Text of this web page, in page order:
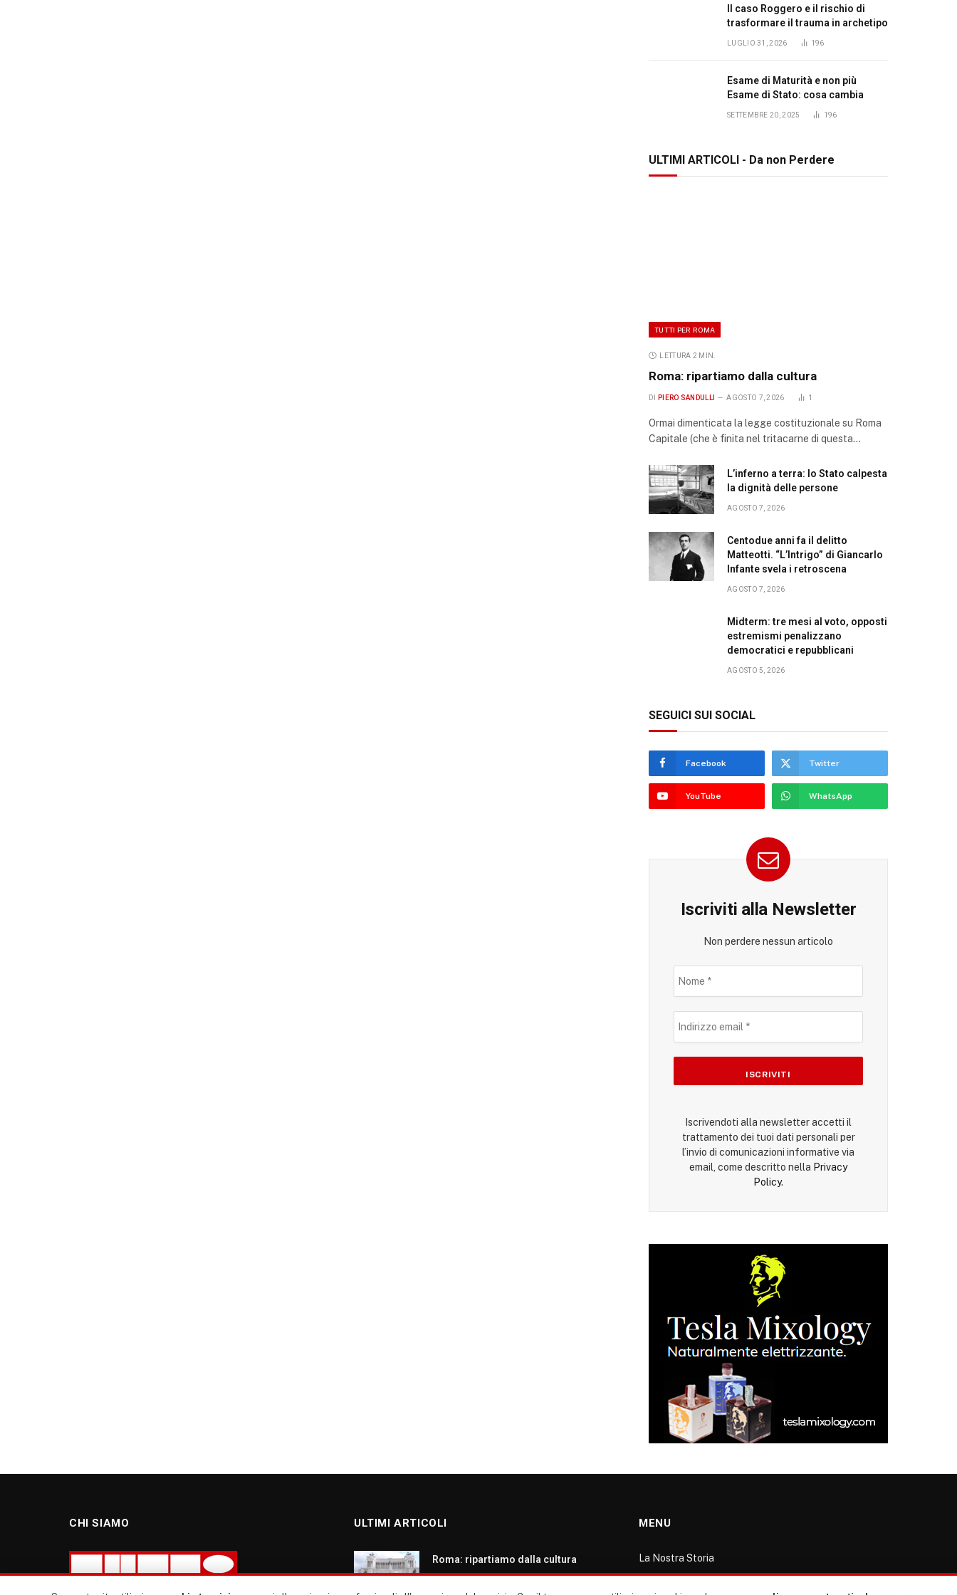
Il caso Roggero e il rischio di
trasformare il trauma in archetipo
LUGLIO 31, 2026 196
Esame di Maturità e non più
Esame di Stato: cosa cambia
SETTEMBRE 20, 2025 196
ULTIMI ARTICOLI - Da non Perdere
TUTTI PER ROMA
LETTURA 2 MIN.
Roma: ripartiamo dalla cultura
DI PIERO SANDULLI AGOSTO 7, 2026 1
Ormai dimenticata la legge costituzionale su Roma
Capitale (che è finita nel tritacarne di questa…
L’inferno a terra: lo Stato calpesta
la dignità delle persone
AGOSTO 7, 2026
Centodue anni fa il delitto
Matteotti. “L’Intrigo” di Giancarlo
Infante svela i retroscena
AGOSTO 7, 2026
Midterm: tre mesi al voto, opposti
estremismi penalizzano
democratici e repubblicani
AGOSTO 5, 2026
SEGUICI SUI SOCIAL
Facebook Twitter
YouTube WhatsApp
Iscriviti alla Newsletter
Non perdere nessun articolo
Iscrivendoti alla newsletter accetti il
trattamento dei tuoi dati personali per
l’invio di comunicazioni informative via
email, come descritto nella Privacy
Policy.
CHI SIAMO ULTIMI ARTICOLI
Roma: ripartiamo dalla cultura
MENU
La Nostra Storia